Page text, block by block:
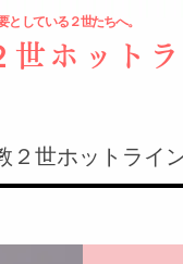
世ホット
と している２世たちへ。
２世ホットライ